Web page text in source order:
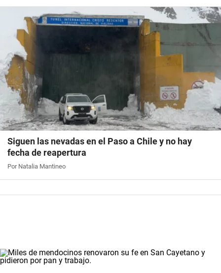
Siguen las nevadas en el Paso a Chile y no hay
fecha de reapertura
Por Natalia Mantineo